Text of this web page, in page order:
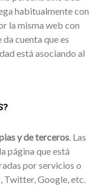
habitualmente con
la misma web con
cuenta que es
está asociando al
y de terceros. Las
página que está
por servicios o
Twitter, Google, etc.